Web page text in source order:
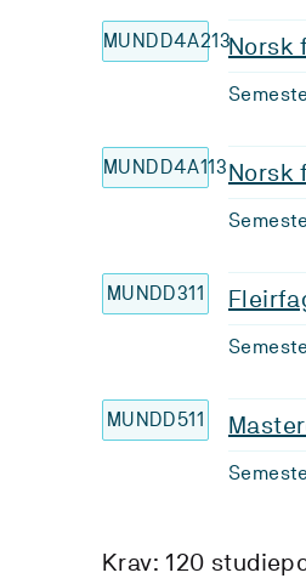
MUNDD4A213Norsk
MUNDD4A113Norsk
MUNDD311
MUNDD511
Krav: 120